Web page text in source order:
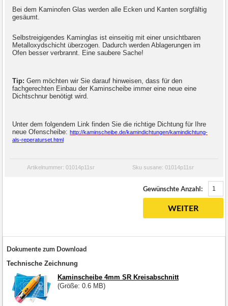
Bei dem Kaminofen Glas werden alle Ecken und Kanten sorgfältig
gesäumt.
Selbstreigigendes Kaminglas ist einseitig mit einer unsichtbaren
Metalloxydschicht überzogen. Dadurch werden Ablagerungen im
Ofen besser verbrannt. Eine saubere Sache!
Tip: Gern möchten wir Sie darauf hinweisen, dass für den
fachgerechten Einbau der Kaminscheibe immer eine neue eine
Dichtschnur benötigt wird.
Unter dem folgendem Link finden Sie die richtige Dichtung für Ihre
neue Ofenscheibe: http://kaminscheibe.de/kamindichtungen/kamindichtung-
als-reperaturset.html
Artikelnummer: 01014p11sr Sku susane: 01014p11sr
Gewünschte Anzahl:
WEITER
Dokumente zum Download
Technische Zeichnung
Kaminscheibe 4mm SR Kreisabschnitt
(Größe: 0.6 MB)